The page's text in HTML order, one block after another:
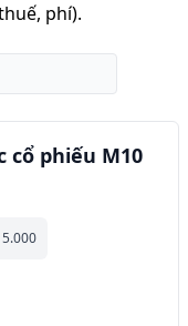
phí).
phiếu M10
5.000